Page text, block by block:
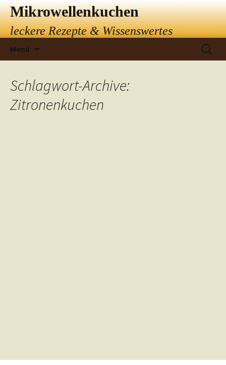
Mikrowellenkuchen
leckere Rezepte & Wissenswertes
Menü
Suchen
nach:
Schlagwort-Archive:
Zitronenkuchen